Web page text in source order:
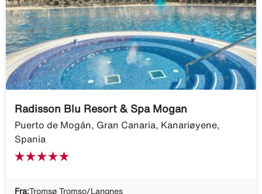
Radisson Blu Resort & Spa Mogan
Puerto de Mogán, Gran Canaria, Kanariøyene,
Spania
Fra:Tromsø Tromso/Langnes